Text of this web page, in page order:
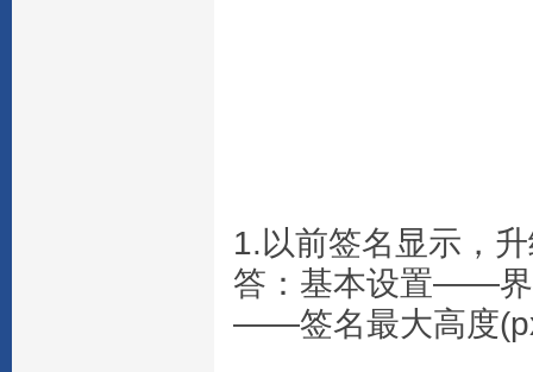
1.以前签名显示，
答：基本设置——
——签名最大高度